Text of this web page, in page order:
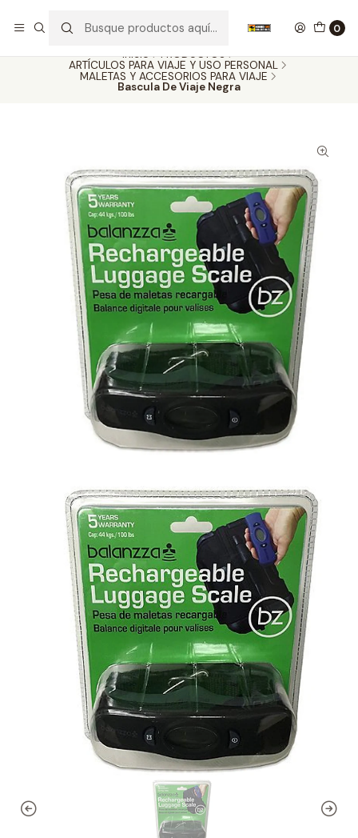
0
Inicio
PRODUCTOS
ARTÍCULOS PARA VIAJE Y USO PERSONAL
MALETAS Y ACCESORIOS PARA VIAJE
Bascula De Viaje Negra